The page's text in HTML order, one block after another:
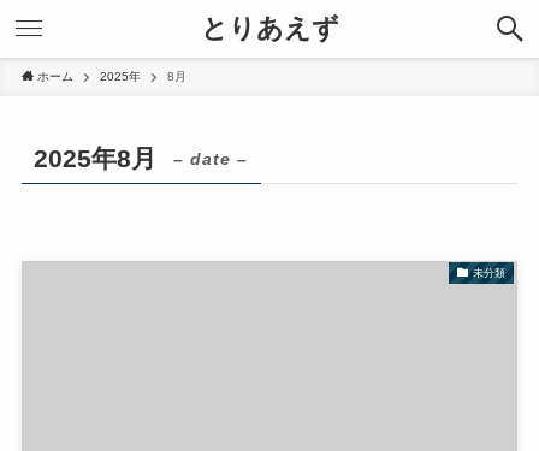
とりあえず
ホーム 2025年 8月
2025年8月 – date –
未分類